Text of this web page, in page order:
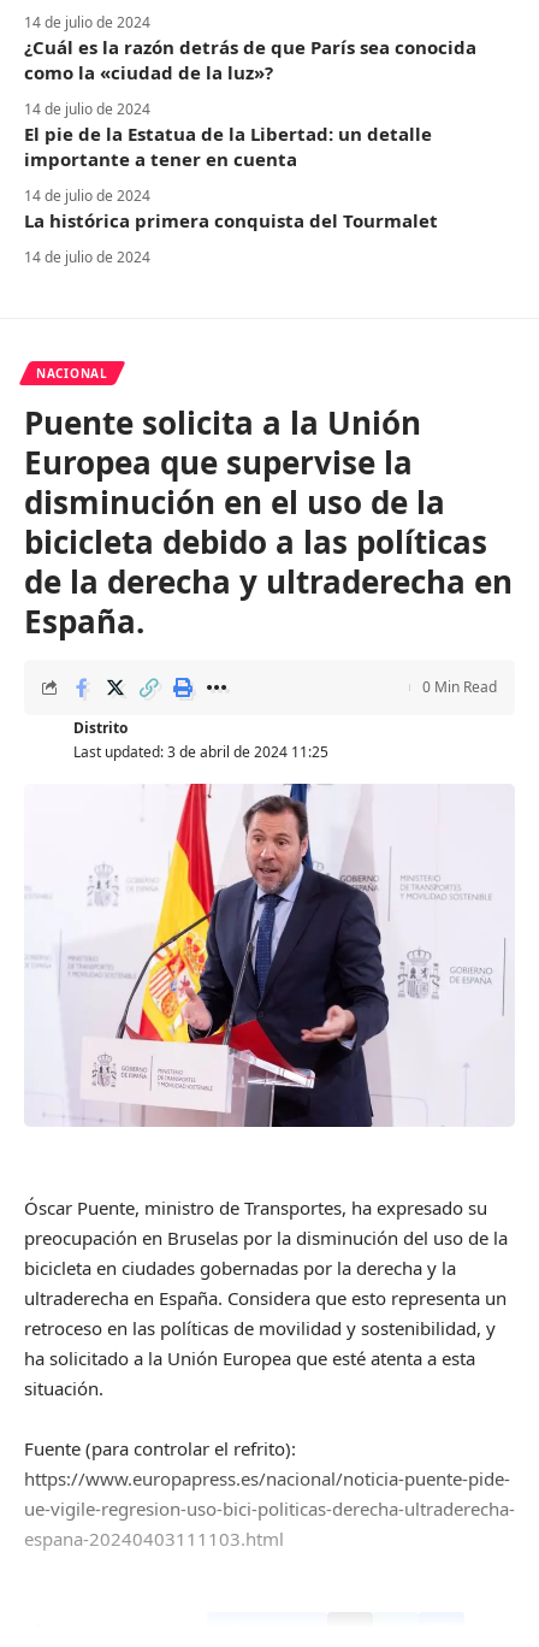
14 de julio de 2024
¿Cuál es la razón detrás de que París sea conocida
como la «ciudad de la luz»?
14 de julio de 2024
El pie de la Estatua de la Libertad: un detalle
importante a tener en cuenta
14 de julio de 2024
La histórica primera conquista del Tourmalet
14 de julio de 2024
NACIONAL
Puente solicita a la Unión
Europea que supervise la
disminución en el uso de la
bicicleta debido a las políticas
de la derecha y ultraderecha en
España.
Last updated: 3 de abril de 2024 11:25
Distrito
0 Min Read
Óscar Puente, ministro de Transportes, ha expresado su
preocupación en Bruselas por la disminución del uso de la
bicicleta en ciudades gobernadas por la derecha y la
ultraderecha en España. Considera que esto representa un
retroceso en las políticas de movilidad y sostenibilidad, y
ha solicitado a la Unión Europea que esté atenta a esta
situación.
Fuente (para controlar el refrito):
https://www.europapress.es/nacional/noticia-puente-pide-
ue-vigile-regresion-uso-bici-politicas-derecha-ultraderecha-
espana-20240403111103.html